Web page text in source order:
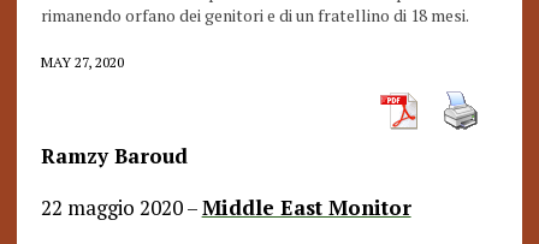
rimanendo orfano dei genitori e di un fratellino di 18 mesi.
MAY 27, 2020
Ramzy Baroud
22 maggio 2020 –Middle East Monitor